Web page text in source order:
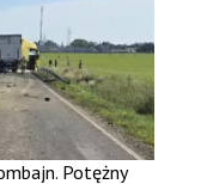
Potężny